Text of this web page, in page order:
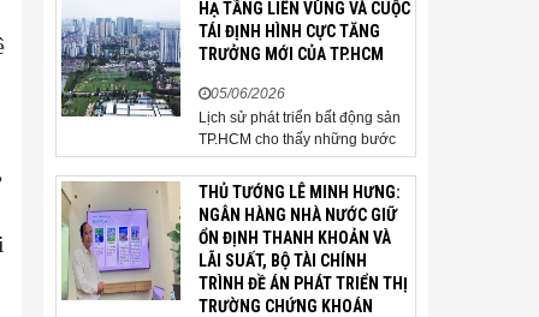
người mua thận trọng. Sau hơn
5 tháng rao bán căn nhà trong
hẻm khu vực Bảy Hiền, anh
Minh, một chủ nhà tại TP HCM,
chấp nhận hạ giá...
HẠ TẦNG LIÊN VÙNG VÀ CUỘC
TÁI ĐỊNH HÌNH CỰC TĂNG
TRƯỞNG MỚI CỦA TP.HCM
05/06/2026
Lịch sử phát triển bất động sản
TP.HCM cho thấy những bước
ngoặt của thị trường thường bắt
đầu từ hạ tầng. Khi các tuyến
kết nối liên vùng đồng loạt tăng
tốc, cấu trúc phát triển đô thị
đang dần thay đổi, mở ra những
hành lang tăng trưởng mới và
kéo theo quá...
THỦ TƯỚNG LÊ MINH HƯNG:
NGÂN HÀNG NHÀ NƯỚC GIỮ
ỔN ĐỊNH THANH KHOẢN VÀ
LÃI SUẤT, BỘ TÀI CHÍNH
TRÌNH ĐỀ ÁN PHÁT TRIỂN THỊ
TRƯỜNG CHỨNG KHOÁN